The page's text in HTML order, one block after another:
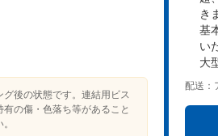
後の状態です。連結用ビス
の傷・色落ち等があること
き
基
い
大
配送：